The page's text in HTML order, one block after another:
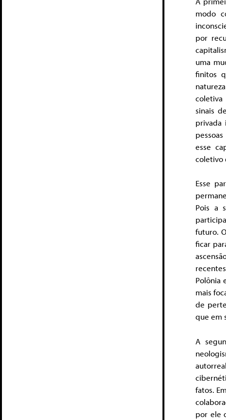
modo
por
uma
finitos
sinais
privada
esse
coletivo
Esse
Pois a
futuro.
ficar
Polônia
mais
de
que em
A
fatos.
por ele